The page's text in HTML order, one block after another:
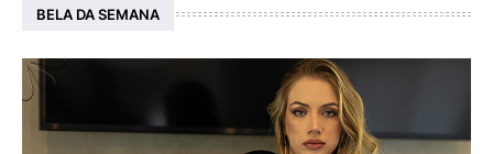
BELA DA SEMANA